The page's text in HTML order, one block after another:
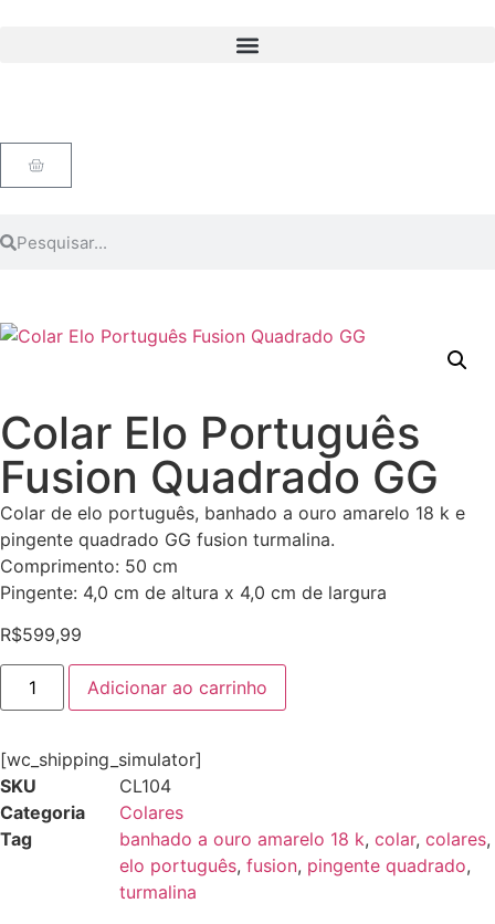
Colar Elo Português
Fusion Quadrado GG
Colar de elo português, banhado a ouro amarelo 18 k e
pingente quadrado GG fusion turmalina.
Comprimento: 50 cm
Pingente: 4,0 cm de altura x 4,0 cm de largura
R$599,99
Adicionar ao carrinho
[wc_shipping_simulator]
SKU
CL104
Categoria
Colares
Tag
banhado a ouro amarelo 18 k, colar, colares,
elo português, fusion, pingente quadrado,
turmalina